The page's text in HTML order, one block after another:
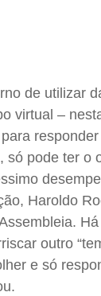
de utilizar
virtual –
só pode ter o
Haroldo
outro
e só